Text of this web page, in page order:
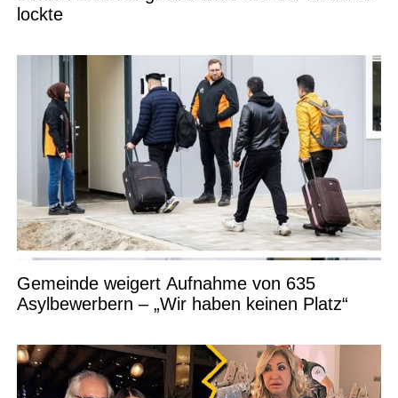
lockte
Gemeinde weigert Aufnahme von 635
Asylbewerbern – „Wir haben keinen Platz“